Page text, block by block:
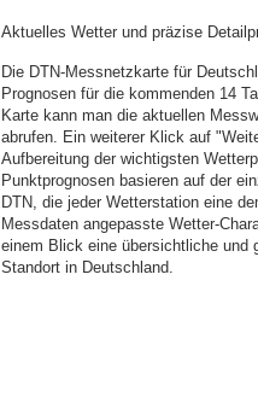
Aktuelles Wetter und präzise
Die DTN-Messnetzkarte für
Prognosen für die kommenden 14
Karte kann man die aktuellen
abrufen. Ein weiterer Klick auf
Aufbereitung der wichtigsten
Punktprognosen basieren auf der
DTN, die jeder Wetterstation eine
Messdaten angepasste Wetter-
einem Blick eine übersichtliche und
Standort in Deutschland.